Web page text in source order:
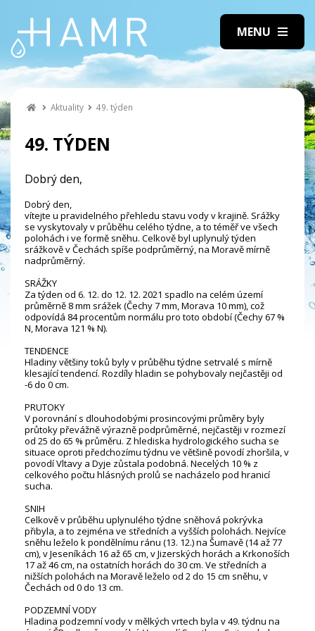
Aktuality 49. týden
49. TÝDEN
Dobrý den,
Dobrý den,
vítejte u pravidelného přehledu stavu vody v krajině. Srážky
se vyskytovaly v průběhu celého týdne, a to téměř ve všech
polohách i ve formě sněhu. Celkově byl uplynulý týden
srážkově v Čechách spíše podprůměrný, na Moravě mírně
nadprůměrný.
SRÁŽKY
Za týden od 6. 12. do 12. 12. 2021 spadlo na celém území
průměrně 8 mm srážek (Čechy 7 mm, Morava 10 mm), což
odpovídá 84 procentům normálu pro toto období (Čechy 67 %
N, Morava 121 % N).
TENDENCE
Hladiny většiny toků byly v průběhu týdne setrvalé s mírně
klesající tendencí. Rozdíly hladin se pohybovaly nejčastěji od
-6 do 0 cm.
PRUTOKY
V porovnání s dlouhodobými prosincovými průměry byly
průtoky převážně výrazně podprůměrné, nejčastěji v rozmezí
od 25 do 65 % průměru. Z hlediska hydrologického sucha se
situace oproti předchozímu týdnu ve většině povodí zhoršila, v
povodí Vltavy a Dyje zůstala podobná. Necelých 10 % z
celkového počtu hlásných profilů se nacházelo pod hranicí
sucha.
SNIH
Celkově v průběhu uplynulého týdne sněhová pokrývka
přibyla, a to zejména ve středních a vyšších polohách. Nejvíce
sněhu leželo k pondělnímu ránu (13. 12.) na Šumavě (14 až 77
cm), v Jeseníkách 16 až 65 cm, v Jizerských horách a Krkonoších
17 až 46 cm, na ostatních horách do 30 cm. Ve středních a
nižších polohách na Moravě leželo od 2 do 15 cm sněhu, v
Čechách od 0 do 13 cm.
PODZEMNÍ VODY
Hladina podzemní vody v mělkých vrtech byla v 49. týdnu na